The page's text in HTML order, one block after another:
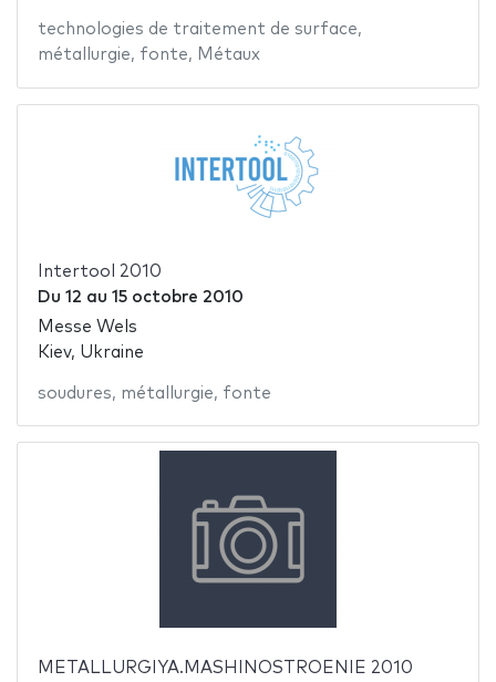
technologies de traitement de surface,
métallurgie, fonte, Métaux
Intertool 2010
Du 12 au 15 octobre 2010
Messe Wels
Kiev, Ukraine
soudures, métallurgie, fonte
METALLURGIYA.MASHINOSTROENIE 2010